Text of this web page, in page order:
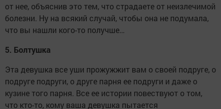
от нее, объяснив это тем, что страдаете от неизлечимой
болезни. Ну на всякий случай, чтобы она не подумала,
что вы нашли кого-то получше…
5. Болтушка
Эта девушка все уши прожужжит вам о своей подруге, о
подруге подруги, о друге парня ее подруги и даже о
кузине того парня. Все ее истории повествуют о том,
что кто-то, кому ваша девушка пытается